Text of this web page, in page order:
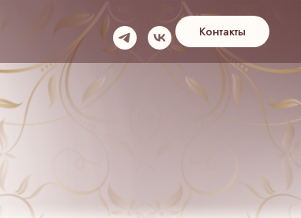
Контакты